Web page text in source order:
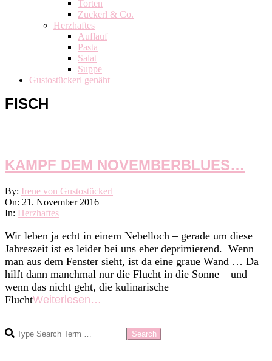
Torten
Zuckerl & Co.
Herzhaftes
Auflauf
Pasta
Salat
Suppe
Gustostückerl genäht
FISCH
KAMPF DEM NOVEMBERBLUES…
2016-
11-
21
By: Irene von Gustostückerl
On: 21. November 2016
In: Herzhaftes
Wir leben ja echt in einem Nebelloch – gerade um diese
Jahreszeit ist es leider bei uns eher deprimierend. Wenn
man aus dem Fenster sieht, ist da eine graue Wand … Da
hilft dann manchmal nur die Flucht in die Sonne – und
wenn das nicht geht, die kulinarische
FluchtWeiterlesen…
Search